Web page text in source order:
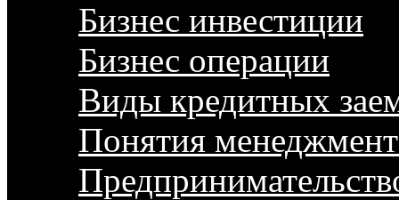
Бизнес инвестиции
Бизнес операции
Виды кредитных
Понятия